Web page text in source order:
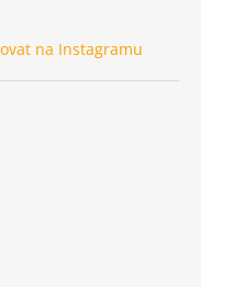
na Instagramu